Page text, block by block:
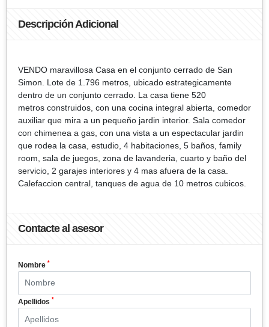
Descripción Adicional
VENDO maravillosa Casa en el conjunto cerrado de San
Simon. Lote de 1.796 metros, ubicado estrategicamente
dentro de un conjunto cerrado. La casa tiene 520
metros construidos, con una cocina integral abierta, comedor
auxiliar que mira a un pequeño jardin interior. Sala comedor
con chimenea a gas, con una vista a un espectacular jardin
que rodea la casa, estudio, 4 habitaciones, 5 baños, family
room, sala de juegos, zona de lavanderia, cuarto y baño del
servicio, 2 garajes interiores y 4 mas afuera de la casa.
Calefaccion central, tanques de agua de 10 metros cubicos.
Contacte al asesor
Nombre *
Apellidos *